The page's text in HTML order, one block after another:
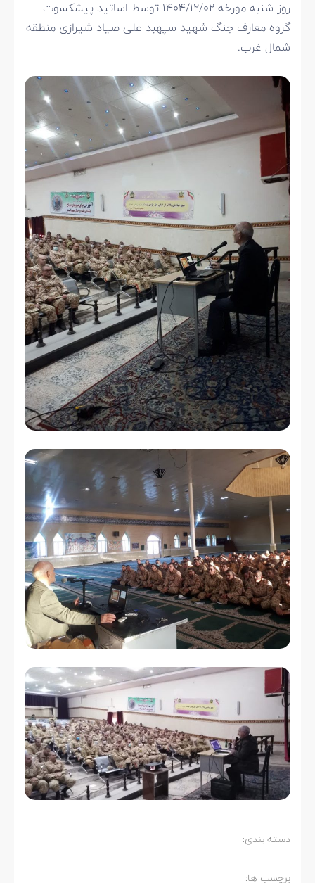
روز شنبه مورخه ۱۴۰۴/۱۲/۰۲ توسط اساتید پیشکسوت
گروه معارف جنگ شهید سپهبد علی صیاد شیرازی منطقه
شمال غرب.
دسته بندی:
برچسب ها: